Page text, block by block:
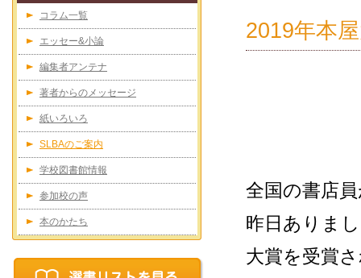
2019年本
全国の書店
昨日ありま
大賞を受賞
コラム一覧
エッセー&小論
編集者アンテナ
著者からのメッセージ
紙いろいろ
SLBAのご案内
学校図書館情報
参加校の声
本のかたち